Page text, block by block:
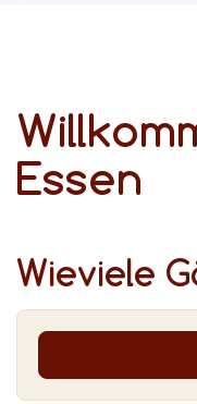
Essen
Wieviele